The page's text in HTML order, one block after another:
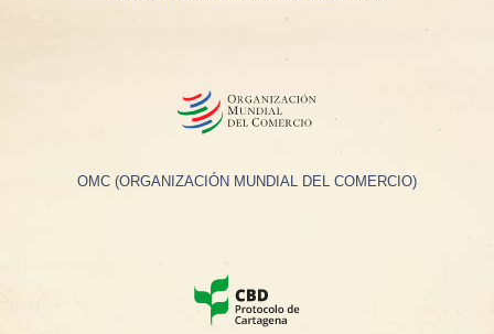
OMC (ORGANIZACIÓN MUNDIAL DEL COMERCIO)